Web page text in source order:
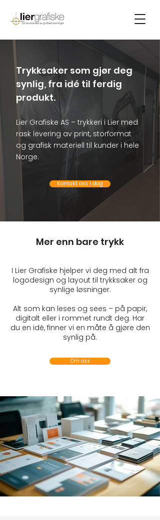
Trykksaker som gjør deg
synlig, fra idé til ferdig
produkt.
Lier Grafiske AS – trykkeri i Lier med
rask levering av print, storformat
og grafisk materiell til kunder i hele
Norge.
Kontakt oss i dag
Mer enn bare trykk
I Lier Grafiske hjelper vi deg med alt fra
logodesign og layout til trykksaker og
synlige løsninger.
Alt som kan leses og sees – på papir,
digitalt eller i rommet rundt deg. Har
du en idé, finner vi en måte å gjøre den
synlig på.
Om oss